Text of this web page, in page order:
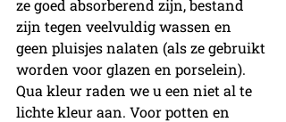
ze goed absorberend zijn, bestand
zijn tegen veelvuldig wassen en
geen pluisjes nalaten (als ze gebruikt
worden voor glazen en porselein).
Qua kleur raden we u een niet al te
lichte kleur aan. Voor potten en